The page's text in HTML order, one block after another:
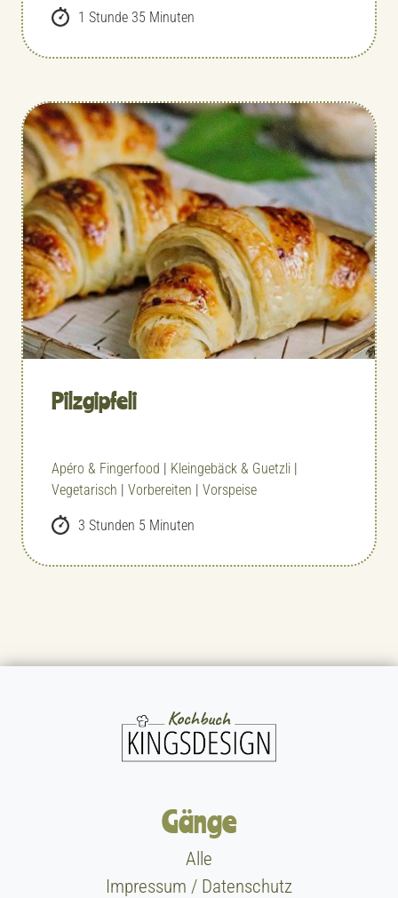
1 Stunde 35 Minuten
Pilzgipfeli
Apéro & Fingerfood | Kleingebäck & Guetzli |
Vegetarisch | Vorbereiten | Vorspeise
3 Stunden 5 Minuten
Gänge
Alle
Impressum / Datenschutz